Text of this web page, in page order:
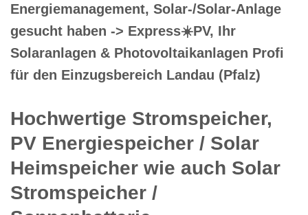
Energiemanagement, Solar-/Solar-Anlage
gesucht haben -> Express☀️PV️, Ihr
Solaranlagen & Photovoltaikanlagen Profi
für den Einzugsbereich Landau (Pfalz)
Hochwertige Stromspeicher,
PV Energiespeicher / Solar
Heimspeicher wie auch Solar
Stromspeicher /